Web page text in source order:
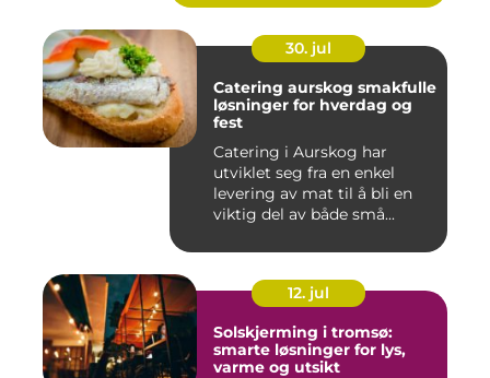
30. jul
Catering aurskog smakfulle
løsninger for hverdag og
fest
Catering i Aurskog har
utviklet seg fra en enkel
levering av mat til å bli en
viktig del av både små...
12. jul
Solskjerming i tromsø:
smarte løsninger for lys,
varme og utsikt